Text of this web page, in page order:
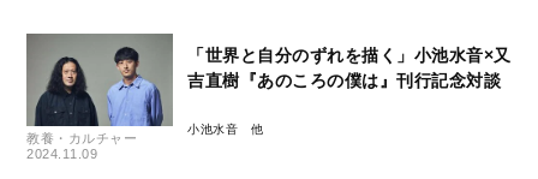
教養・カルチャー
2024.11.09
「世界と自分のずれを描く」小池水音×又
吉直樹『あのころの僕は』刊行記念対談
小池水音